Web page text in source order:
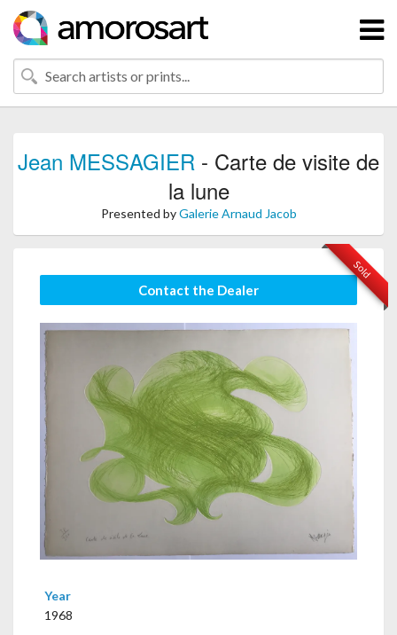
Jean MESSAGIER - Carte de visite de
la lune
Presented byGalerie Arnaud Jacob
Sold
Contact the Dealer
Year
1968